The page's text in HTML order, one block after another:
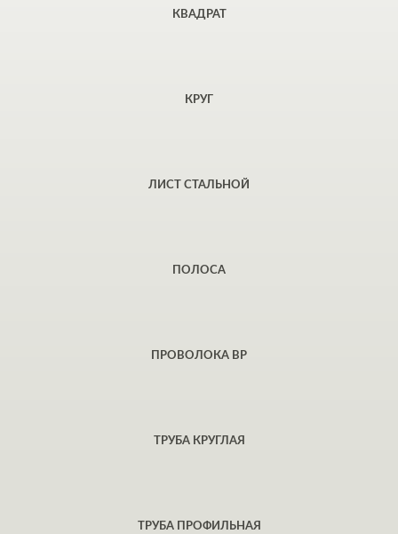
КВАДРАТ
КРУГ
ЛИСТ СТАЛЬНОЙ
ПОЛОСА
ПРОВОЛОКА ВР
ТРУБА КРУГЛАЯ
ТРУБА ПРОФИЛЬНАЯ